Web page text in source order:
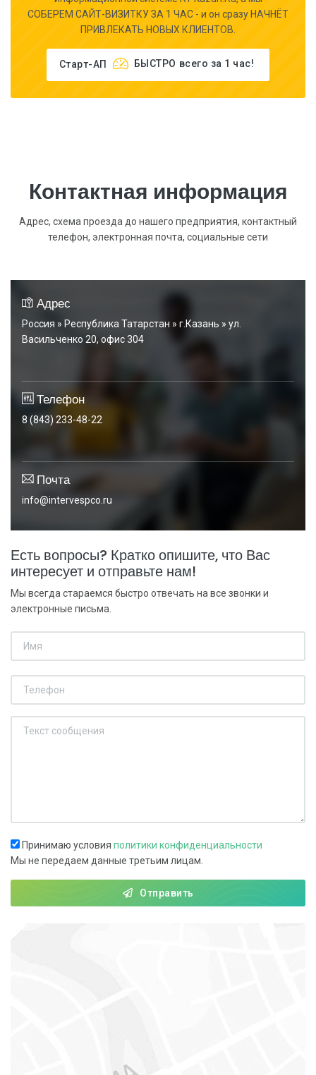
СОБЕРЕМ САЙТ-ВИЗИТКУ ЗА 1 ЧАС - и он сразу НАЧНЁТ
ПРИВЛЕКАТЬ НОВЫХ КЛИЕНТОВ.
Старт-АП БЫСТРО всего за 1 час!
Контактная информация
Адрес, схема проезда до нашего предприятия, контактный
телефон, электронная почта, социальные сети
Адрес
Россия » Республика Татарстан » г.Казань » ул.
Васильченко 20, офис 304
Телефон
8 (843) 233-48-22
Почта
info@intervespco.ru
Есть вопросы? Кратко опишите, что Вас
интересует и отправьте нам!
Мы всегда стараемся быстро отвечать на все звонки и
электронные письма.
Принимаю условия политики конфиденциальности
Мы не передаем данные третьим лицам.
Отправить